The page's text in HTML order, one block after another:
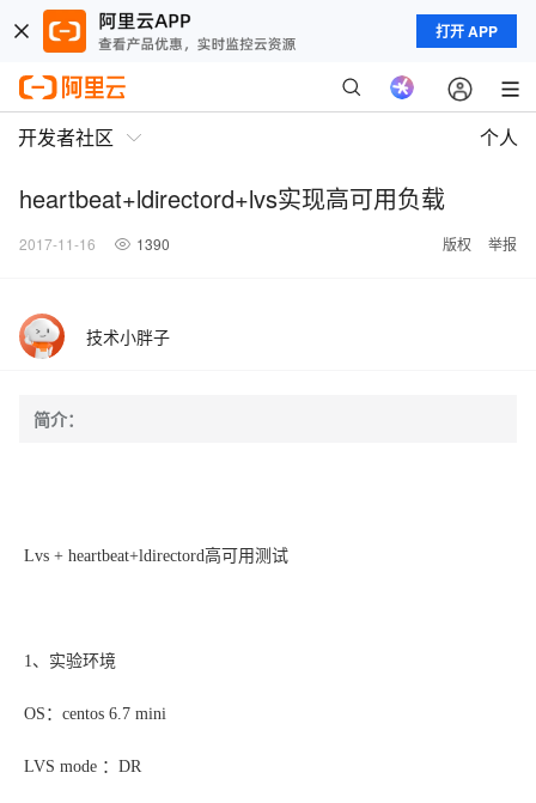
打开 APP
开发者社区 个人
heartbeat+ldirectord+lvs实现高可用负载
2017-11-16 1390 版权 举报
技术小胖子
简介：
Lvs + heartbeat+ldirectord高可用测试
1、实验环境
OS：centos 6.7 mini
LVS mode ：DR